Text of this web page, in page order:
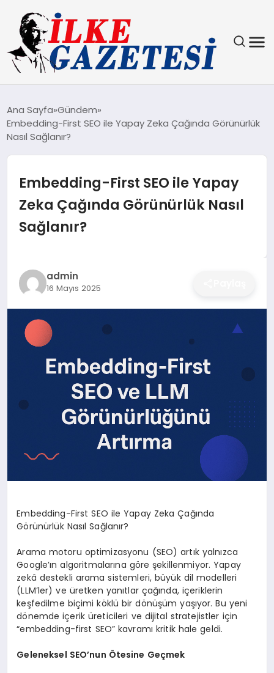
TEKNOLOJI
MAGAZIN
DÜNYA
SIYASET
Ana Sayfa Gündem
Embedding-First SEO ile Yapay Zeka Çağında Görünürlük
Nasıl Sağlanır?
Embedding-First SEO ile Yapay
Zeka Çağında Görünürlük Nasıl
Sağlanır?
admin
16 Mayıs 2025
Embedding-First SEO ile Yapay Zeka Çağında
Görünürlük Nasıl Sağlanır?
Arama motoru optimizasyonu (SEO) artık yalnızca
Google’ın algoritmalarına göre şekillenmiyor. Yapay
zekâ destekli arama sistemleri, büyük dil modelleri
(LLM’ler) ve üretken yanıtlar çağında, içeriklerin
keşfedilme biçimi köklü bir dönüşüm yaşıyor. Bu yeni
dönemde içerik üreticileri ve dijital stratejistler için
“embedding-first SEO” kavramı kritik hale geldi.
Geleneksel SEO’nun Ötesine Geçmek